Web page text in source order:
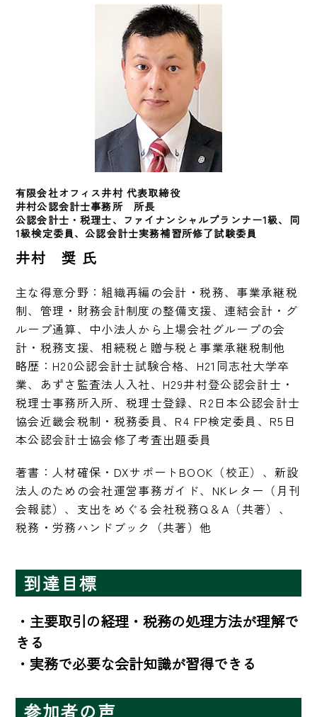
有限会社オフィス井村 代表取締役
井村公認会計士事務所　所長
公認会計士・税理士、ファイナンシャルプランナー1級、同
1級検定委員、公認会計士実務補習所修了試験委員
井村 奨 氏
主な得意分野：組織再編の会計・税務、事業承継税
制、管理・財務会計制度の整備支援、連結会計・グ
ループ通算、中小法人から上場会社グループの会
計・税務支援、相続税と贈与税と事業承継税制他
略歴：H20公認会計士試験合格、H21同志社大学卒
業、あずさ監査法人入社、H29井村登公認会計士・
税理士事務所入所、税理士登録、R2日本公認会計士
協会近畿会税制・税務委員、R4 FP検定委員、R5日
本公認会計士協会修了考査出題委員
著書：人材確保・DXサポートBOOK（校正）、新設
法人のための会社運営事務ガイド、NKレター（月刊
会報誌）、支出をめぐる会社税務Q＆A（共著）、
税務・労務ハンドブック（共著）他
到達目標
・主要取引の経理・税務の処理方法が理解で
きる
・実務で必要な会計知識が習得できる
参加者の声